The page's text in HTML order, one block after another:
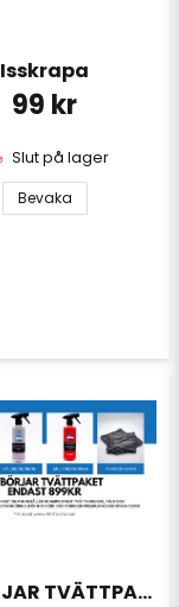
Isskrapa
99 kr
Slut på lager
Bevaka
NYBÖRJAR TVÄTTPAKET